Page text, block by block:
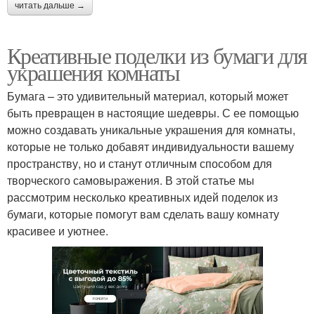
читать дальше →
Креативные поделки из бумаги для
украшения комнаты
Бумага – это удивительный материал, который может
быть превращен в настоящие шедевры. С ее помощью
можно создавать уникальные украшения для комнаты,
которые не только добавят индивидуальности вашему
пространству, но и станут отличным способом для
творческого самовыражения. В этой статье мы
рассмотрим несколько креативных идей поделок из
бумаги, которые помогут вам сделать вашу комнату
красивее и уютнее.